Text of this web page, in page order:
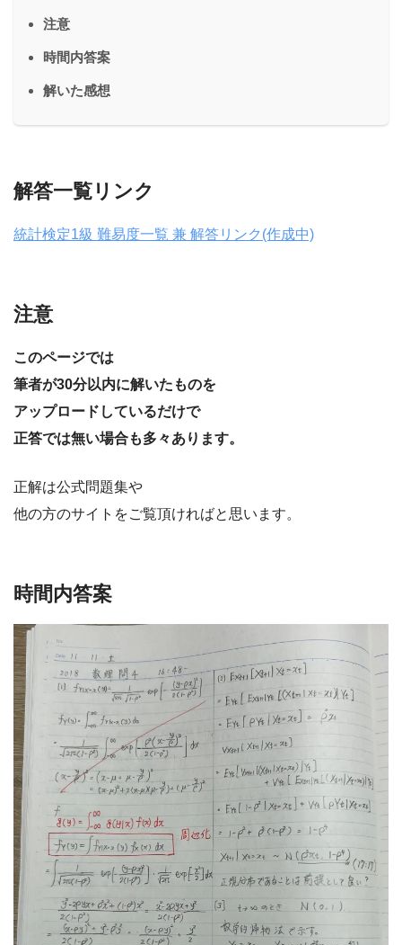
注意
時間内答案
解いた感想
解答一覧リンク
統計検定1級 難易度一覧 兼 解答リンク(作成中)
注意
このページでは
筆者が30分以内に解いたものを
アップロードしているだけで
正答では無い場合も多々あります。
正解は公式問題集や
他の方のサイトをご覧頂ければと思います。
時間内答案